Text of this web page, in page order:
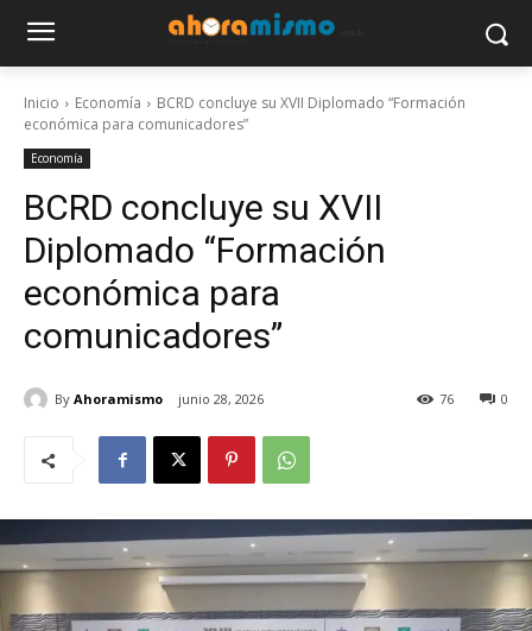
Inicio Economía
BCRD concluye su XVII Diplomado “Formación
económica para comunicadores”
Economía
BCRD concluye su XVII
Diplomado “Formación
económica para
comunicadores”
By Ahoramismo junio 28, 2026 0
76